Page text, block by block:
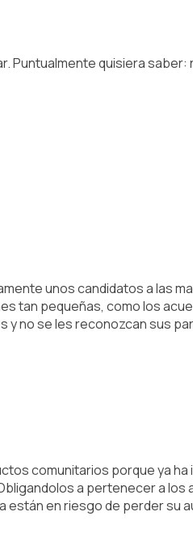
quisiera
unos candidatos a las
tan pequeñas, como los
se les reconozcan sus
comunitarios porque ya ha
a pertenecer a
en riesgo de perder su